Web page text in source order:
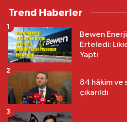
Trend Haberler
Bewen Enerji
Erteledi:
Yaptı
1
84 hâkim ve
çıkarıldı
2
3